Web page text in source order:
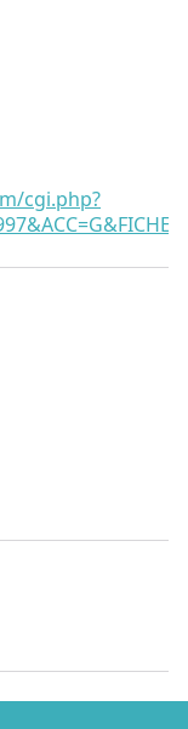
cgi.php?